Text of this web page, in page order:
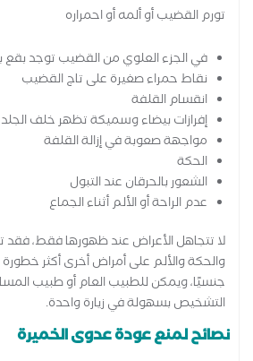
تورم القضيب أو ألمه أو احمراره
في الجزء العلوي من القضيب توجد بقع
نقاط حمراء صغيرة على تاج القضيب
انقسام القلفة
إفرازات بيضاء وسميكة تظهر خلف
مواجهة صعوبة في إزالة القلفة
الحكة
الشعور بالحرقان عند التبول
عدم الراحة أو الألم أثناء الجماع
لا تتجاهل الأعراض عند ظهورها فقط، فقد
والحكة والألم على أمراض أخرى أكثر
جنسيًا، ويمكن للطبيب العام أو طبيب
التشخيص بسهولة في زيارة واحدة.
نصائح لمنع عودة عدوى الخميرة